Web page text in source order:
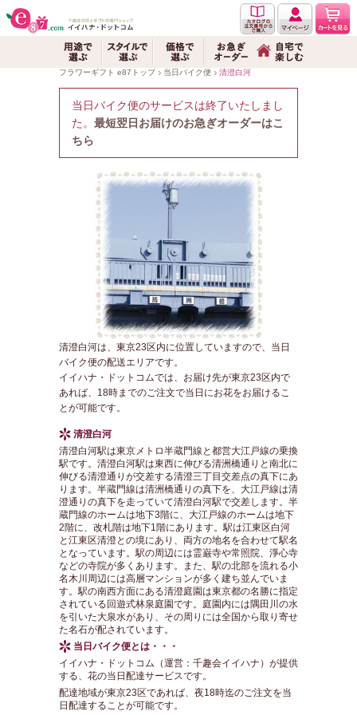
フラワーギフト e87トップ 当日バイク便 清澄白河
当日バイク便のサービスは終了いたしまし
た。 最短翌日お届けのお急ぎオーダーはこ
ちら
清澄白河は、東京23区内に位置していますので、当日
バイク便の配送エリアです。
イイハナ・ドットコムでは、お届け先が東京23区内で
あれば、18時までのご注文で当日にお花をお届けるこ
とが可能です。
清澄白河
清澄白河駅は東京メトロ半蔵門線と都営大江戸線の乗換
駅です。清澄白河駅は東西に伸びる清洲橋通りと南北に
伸びる清澄通りが交差する清澄三丁目交差点の真下にあ
ります。半蔵門線は清洲橋通りの真下を、大江戸線は清
澄通りの真下を走っていて清澄白河駅で交差します。半
蔵門線のホームは地下3階に、大江戸線のホームは地下
2階に、改札階は地下1階にあります。駅は江東区白河
と江東区清澄との境にあり、両方の地名を合わせて駅名
となっています。駅の周辺には霊巌寺や常照院、淨心寺
などの寺院が多くあります。また、駅の北部を流れる小
名木川周辺には高層マンションが多く建ち並んでいま
す。駅の南西方面にある清澄庭園は東京都の名勝に指定
されている回遊式林泉庭園です。庭園内には隅田川の水
を引いた大泉水があり、その周りには全国から取り寄せ
た名石が配されています。
当日バイク便とは・・・
イイハナ・ドットコム（運営：千趣会イイハナ）が提供
する、花の当日配達サービスです。
配達地域が東京23区であれば、夜18時迄のご注文を当
日配達することが可能です。